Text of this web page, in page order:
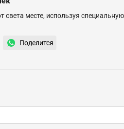
месте, используя
Поделится